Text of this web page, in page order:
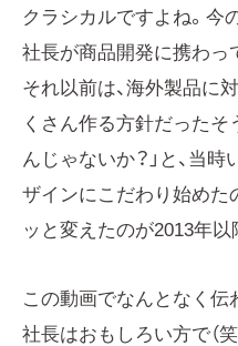
クラシカルですよね。今
社長が商品開発に携わっ
それ以前は、海外製品に
くさん作る方針だったそ
んじゃないか？」と、当
ザインにこだわり始めた
ッと変えたのが2013年以
この動画でなんとなく伝
社長はおもしろい方で（笑